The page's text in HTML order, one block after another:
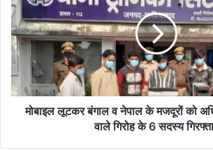
बंगाल
व
नेपाल
के
मजदूरों
को
अधिक
किमतोंमोबाइल लूटकर बंगाल व नेपाल के मजदूरों को
वाले गिरोह के 6 सदस्य